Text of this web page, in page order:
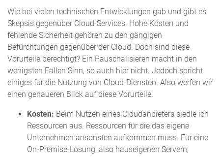
Wie bei vielen technischen Entwicklungen gab und gibt es
Skepsis gegenüber Cloud-Services. Hohe Kosten und
fehlende Sicherheit gehören zu den gängigen
Befürchtungen gegenüber der Cloud. Doch sind diese
Vorurteile berechtigt? Ein Pauschalisieren macht in den
wenigsten Fällen Sinn, so auch hier nicht. Jedoch spricht
einiges für die Nutzung von Cloud-Diensten. Also werfen wir
einen genaueren Blick auf diese Vorurteile.
Kosten: Beim Nutzen eines Cloudanbieters siedle ich
Ressourcen aus. Ressourcen für die das eigene
Unternehmen ansonsten aufkommen muss. Für eine
On-Premise-Lösung, also hauseigenen Servern,